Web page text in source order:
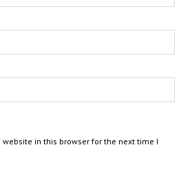
website in this browser for the next time I